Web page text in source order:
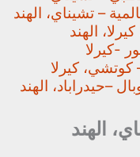
– تشيناي، الهند
الهند
-كيرلا
كيرلا
–حيدراباد، الهند
الهند